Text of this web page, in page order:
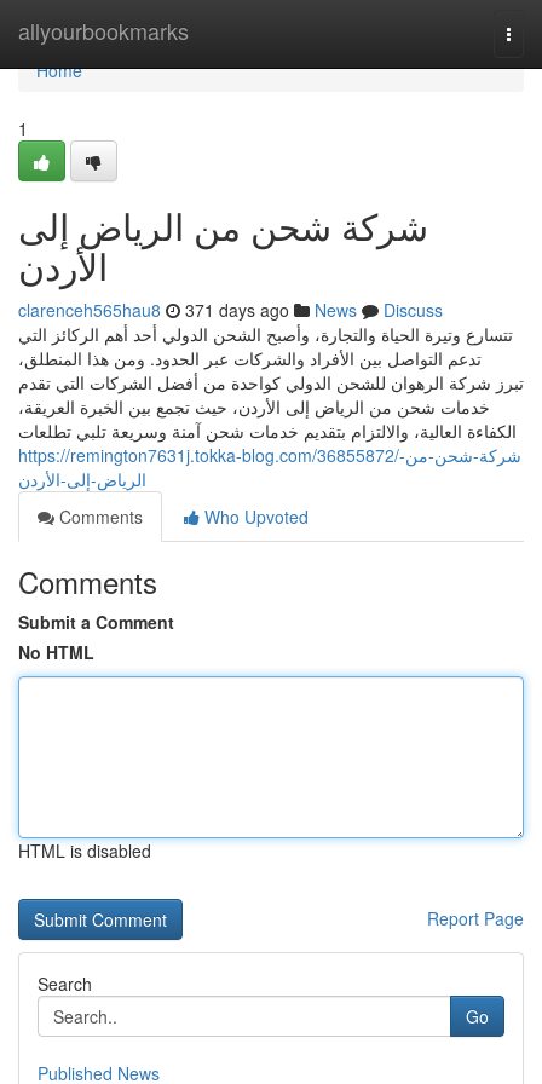
allyourbookmarks
Home
Home
1
شركة شحن من الرياض إلى
الأردن
clarenceh565hau8 371 days ago News
Discuss
تتسارع وتيرة الحياة والتجارة، وأصبح الشحن الدولي أحد أهم الركائز التي
تدعم التواصل بين الأفراد والشركات عبر الحدود. ومن هذا المنطلق،
تبرز شركة الرهوان للشحن الدولي كواحدة من أفضل الشركات التي تقدم
خدمات شحن من الرياض إلى الأردن، حيث تجمع بين الخبرة العريقة،
الكفاءة العالية، والالتزام بتقديم خدمات شحن آمنة وسريعة تلبي تطلعات
https://remington7631j.tokka-blog.com/36855872/شركة-شحن-من-
الرياض-إلى-الأردن
Comments
Who Upvoted
Comments
Submit a Comment
No HTML
HTML is disabled
Report Page
Search
Go
Published News